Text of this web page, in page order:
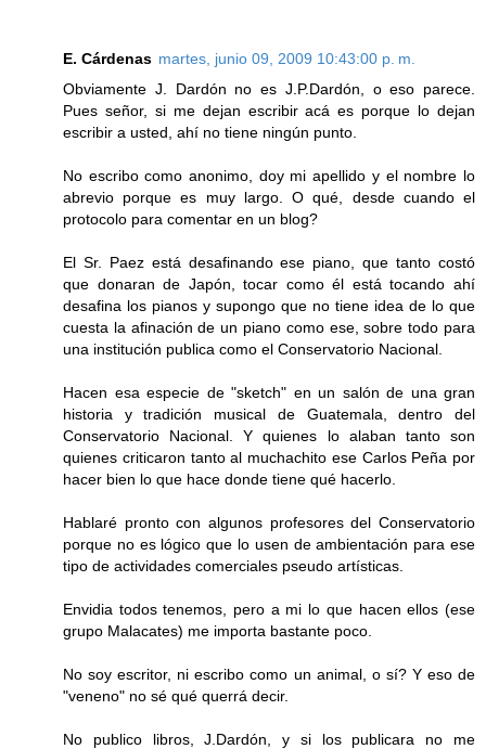
E. Cárdenas martes, junio 09, 2009 10:43:00 p. m.
Obviamente J. Dardón no es J.P.Dardón, o eso parece.
Pues señor, si me dejan escribir acá es porque lo dejan
escribir a usted, ahí no tiene ningún punto.
No escribo como anonimo, doy mi apellido y el nombre lo
abrevio porque es muy largo. O qué, desde cuando el
protocolo para comentar en un blog?
El Sr. Paez está desafinando ese piano, que tanto costó
que donaran de Japón, tocar como él está tocando ahí
desafina los pianos y supongo que no tiene idea de lo que
cuesta la afinación de un piano como ese, sobre todo para
una institución publica como el Conservatorio Nacional.
Hacen esa especie de "sketch" en un salón de una gran
historia y tradición musical de Guatemala, dentro del
Conservatorio Nacional. Y quienes lo alaban tanto son
quienes criticaron tanto al muchachito ese Carlos Peña por
hacer bien lo que hace donde tiene qué hacerlo.
Hablaré pronto con algunos profesores del Conservatorio
porque no es lógico que lo usen de ambientación para ese
tipo de actividades comerciales pseudo artísticas.
Envidia todos tenemos, pero a mi lo que hacen ellos (ese
grupo Malacates) me importa bastante poco.
No soy escritor, ni escribo como un animal, o sí? Y eso de
"veneno" no sé qué querrá decir.
No publico libros, J.Dardón, y si los publicara no me